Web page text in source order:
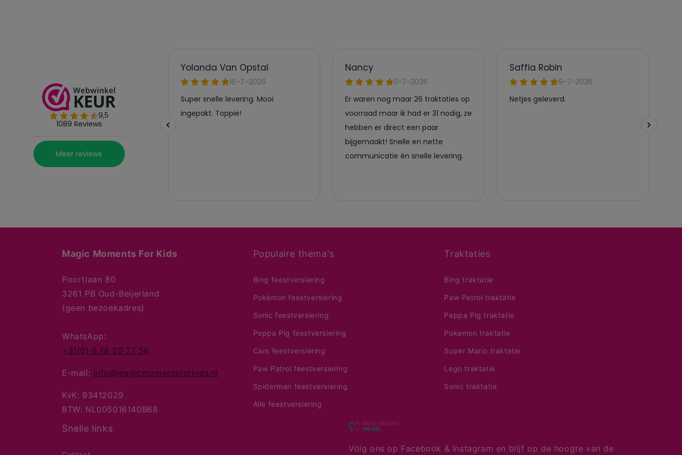
Magic Moments For Kids
Poortlaan 80
3261 PB Oud-Beijerland
(geen bezoekadres)
WhatsApp:
+31(0) 6 18 20 77 58
E-mail: info@magicmomentsforkids.nl
KvK: 93412029
BTW: NL005016140B68
Populaire thema's
Bing feestversiering
Pokémon feestversiering
Sonic feestversiering
Peppa Pig feestversiering
Cars feestversiering
Paw Patrol feestversiering
Spiderman feestversiering
Alle feestversiering
Traktaties
Bing traktatie
Paw Patrol traktatie
Peppa Pig traktatie
Pokemon traktatie
Super Mario traktatie
Lego traktatie
Sonic traktatie
Snelle links
Volg ons op Facebook & Instagram en blijf op de hoogte van de